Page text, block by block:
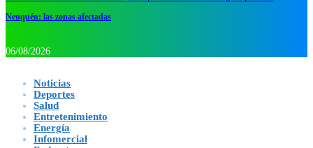
Neuquén: las zonas afectadas
06/08/2026
Noticias
Deportes
Salud
Entretenimiento
Energía
Infomercial